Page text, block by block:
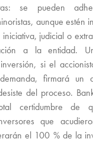
se pueden
aunque estén
judicial o
a la entidad.
si el
firmará un
del proceso.
certidumbre de
que
el 100 % de la